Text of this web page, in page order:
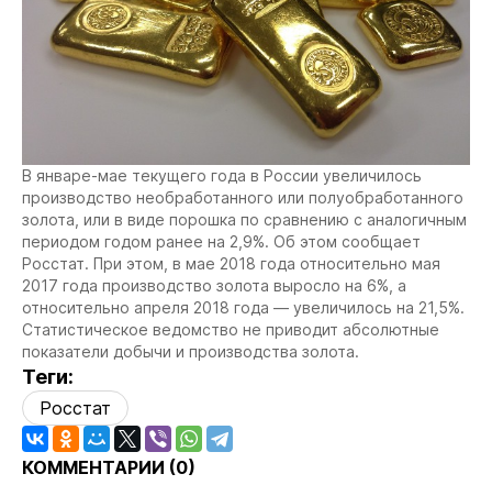
В январе-мае текущего года в России увеличилось
производство необработанного или полуобработанного
золота, или в виде порошка по сравнению с аналогичным
периодом годом ранее на 2,9%. Об этом сообщает
Росстат. При этом, в мае 2018 года относительно мая
2017 года производство золота выросло на 6%, а
относительно апреля 2018 года — увеличилось на 21,5%.
Статистическое ведомство не приводит абсолютные
показатели добычи и производства золота.
Теги:
Росстат
КОММЕНТАРИИ (0)